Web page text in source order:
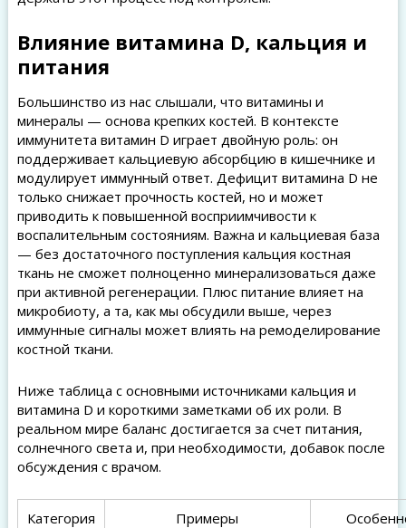
Влияние витамина D, кальция и
питания
Большинство из нас слышали, что витамины и
минералы — основа крепких костей. В контексте
иммунитета витамин D играет двойную роль: он
поддерживает кальциевую абсорбцию в кишечнике и
модулирует иммунный ответ. Дефицит витамина D не
только снижает прочность костей, но и может
приводить к повышенной восприимчивости к
воспалительным состояниям. Важна и кальциевая база
— без достаточного поступления кальция костная
ткань не сможет полноценно минерализоваться даже
при активной регенерации. Плюс питание влияет на
микробиоту, а та, как мы обсудили выше, через
иммунные сигналы может влиять на ремоделирование
костной ткани.
Ниже таблица с основными источниками кальция и
витамина D и короткими заметками об их роли. В
реальном мире баланс достигается за счет питания,
солнечного света и, при необходимости, добавок после
обсуждения с врачом.
Категория Примеры